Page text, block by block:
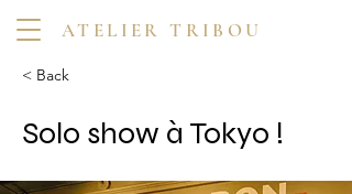
ATELIER TRIBOU
< Back
Solo show à Tokyo !